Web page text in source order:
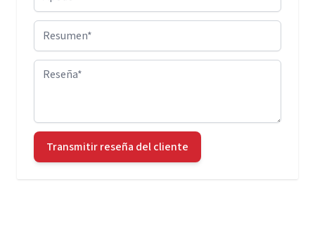
Resumen
Reseña
Transmitir reseña del cliente